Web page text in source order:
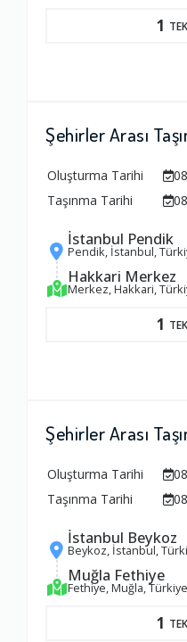
1
Şehirler Arası
Oluşturma Tarihi
Taşınma Tarihi
İstanbul Pendik
Pendik, İstanbul,
Hakkari Merkez
Merkez, Hakkari,
1
Şehirler Arası
Oluşturma Tarihi
Taşınma Tarihi
İstanbul Beykoz
Beykoz, İstanbul,
Muğla Fethiye
Fethiye, Muğla, Türkiye
1